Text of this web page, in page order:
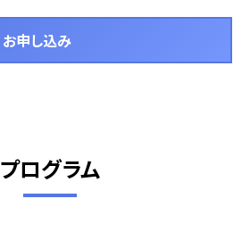
お申し込み
プログラム